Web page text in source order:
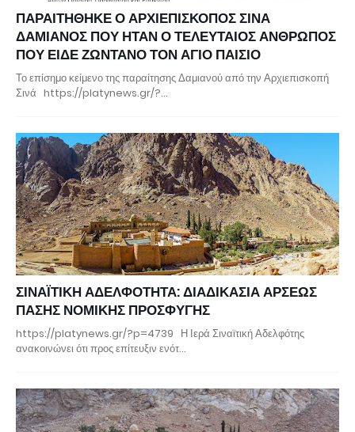
ΠΑΡΑΙΤΗΘΗΚΕ Ο ΑΡΧΙΕΠΙΣΚΟΠΟΣ ΣΙΝΑ
ΔΑΜΙΑΝΟΣ ΠΟΥ ΗΤΑΝ Ο ΤΕΛΕΥΤΑΙΟΣ ΑΝΘΡΩΠΟΣ
ΠΟΥ ΕΙΔΕ ΖΩΝΤΑΝΟ ΤΟΝ ΑΓΙΟ ΠΑΙΣΙΟ
Το επίσημο κείμενο της παραίτησης Δαμιανού από την Αρχιεπισκοπή
Σινά https://platynews.gr/?…
ΣΙΝΑΪΤΙΚΗ ΑΔΕΛΦΟΤΗΤΑ: ΔΙΑΔΙΚΑΣΙΑ ΑΡΣΕΩΣ
ΠΑΣΗΣ ΝΟΜΙΚΗΣ ΠΡΟΣΦΥΓΗΣ
https://platynews.gr/?p=4739 Η Ιερά Σιναϊτική Αδελφότης
ανακοινώνει ότι προς επίτευξιν ενότ…